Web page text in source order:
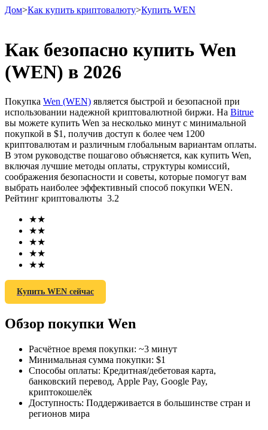
Фьючерсы
USDT-фьючерсы
обеспечения
Фьючерсы на COIN-M
Криптовалютные фьючерсы
TradFi
Дом>Как купить криптовалюту>Купить WEN
Как безопасно купить Wen
(WEN) в 2026
Покупка Wen (WEN) является быстрой и безопасной при
использовании надежной криптовалютной биржи. На Bitrue
вы можете купить Wen за несколько минут с минимальной
покупкой в ​​$1, получив доступ к более чем 1200
криптовалютам и различным глобальным вариантам оплаты.
В этом руководстве пошагово объясняется, как купить Wen,
включая лучшие методы оплаты, структуры комиссий,
соображения безопасности и советы, которые помогут вам
выбрать наиболее эффективный способ покупки WEN.
Рейтинг криптовалюты 3.2
★★
★★
★★
★★
★★
Купить WEN сейчас
Обзор покупки Wen
Расчётное время покупки: ~3 минут
Минимальная сумма покупки: $1
Способы оплаты: Кредитная/дебетовая карта,
банковский перевод, Apple Pay, Google Pay,
криптокошелёк
Доступность: Поддерживается в большинстве стран и
регионов мира